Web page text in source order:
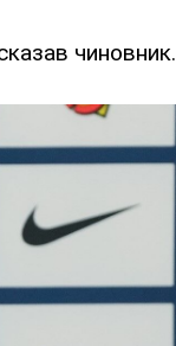
чиновник.